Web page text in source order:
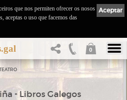
0
- Libros Galegos
Aceptar
que nos permiten ofrecer os nosos
aceptas o uso que facemos das